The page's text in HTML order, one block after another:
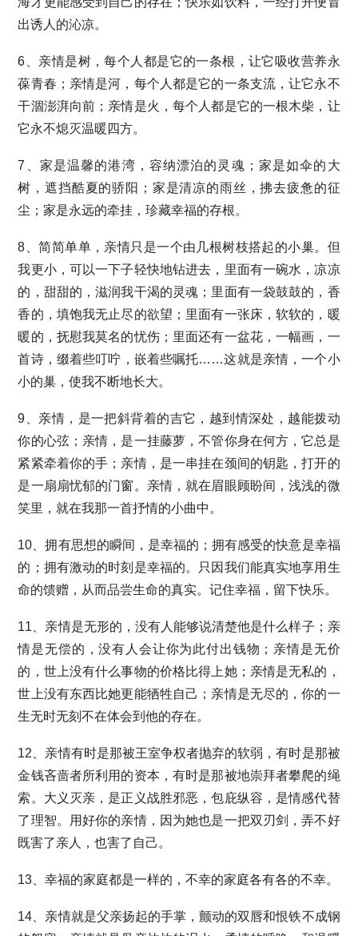
出诱人的沁凉。
6、亲情是树，每个人都是它的一条根，让它吸收营养永
葆青春；亲情是河，每个人都是它的一条支流，让它永不
干涸澎湃向前；亲情是火，每个人都是它的一根木柴，让
它永不熄灭温暖四方。
7、家是温馨的港湾，容纳漂泊的灵魂；家是如伞的大
树，遮挡酷夏的骄阳；家是清凉的雨丝，拂去疲惫的征
尘；家是永远的牵挂，珍藏幸福的存根。
8、简简单单，亲情只是一个由几根树枝搭起的小巢。但
我更小，可以一下子轻快地钻进去，里面有一碗水，凉凉
的，甜甜的，滋润我干渴的灵魂；里面有一袋鼓鼓的，香
香的，填饱我无止尽的欲望；里面有一张床，软软的，暖
暖的，抚慰我莫名的忧伤；里面还有一盆花，一幅画，一
首诗，缀着些叮咛，嵌着些嘱托……这就是亲情，一个小
小的巢，使我不断地长大。
9、亲情，是一把斜背着的吉它，越到情深处，越能拨动
你的心弦；亲情，是一挂藤萝，不管你身在何方，它总是
紧紧牵着你的手；亲情，是一串挂在颈间的钥匙，打开的
是一扇扇忧郁的门窗。亲情，就在眉眼顾盼间，浅浅的微
笑里，就在我那一首抒情的小曲中。
10、拥有思想的瞬间，是幸福的；拥有感受的快意是幸福
的；拥有激动的时刻是幸福的。只因我们能真实地享用生
命的馈赠，从而品尝生命的真实。记住幸福，留下快乐。
11、亲情是无形的，没有人能够说清楚他是什么样子；亲
情是无偿的，没有人会让你为此付出钱物；亲情是无价
的，世上没有什么事物的价格比得上她；亲情是无私的，
世上没有东西比她更能牺牲自己；亲情是无尽的，你的一
生无时无刻不在体会到他的存在。
12、亲情有时是那被王室争权者抛弃的软弱，有时是那被
金钱吝啬者所利用的资本，有时是那被地崇拜者攀爬的绳
索。大义灭亲，是正义战胜邪恶，包庇纵容，是情感代替
了理智。用好你的亲情，因为她也是一把双刃剑，弄不好
既害了亲人，也害了自己。
13、幸福的家庭都是一样的，不幸的家庭各有各的不幸。
14、亲情就是父亲扬起的手掌，颤动的双唇和恨铁不成钢